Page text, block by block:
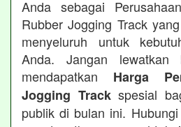
Anda sebagai
Rubber Jogging Track
menyeluruh untuk
Anda. Jangan lewatkan
mendapatkan Harga
Jogging Trackspesial
publik di bulan ini.